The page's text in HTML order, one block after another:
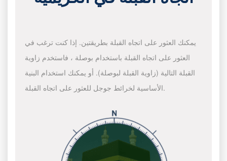
يمكنك العثور على اتجاه القبلة بطريقتين. إذا كنت ترغب في
العثور على اتجاه القبلة باستخدام بوصلة ، فاستخدم زاوية
القبلة التالية (زاوية القبلة لبوصلة). أو يمكنك استخدام البنية
الأساسية لخرائط جوجل للعثور على اتجاه القبلة.